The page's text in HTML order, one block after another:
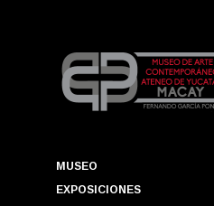
MUSEO
EXPOSICIONES